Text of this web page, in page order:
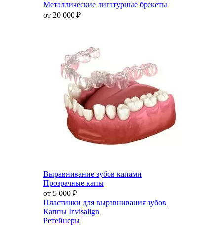
Металлические лигатурные брекеты
от 20 000 ₽
Выравнивание зубов капами
Прозрачные капы
от 5 000 ₽
Пластинки для выравнивания зубов
Каппы Invisalign
Ретейнеры